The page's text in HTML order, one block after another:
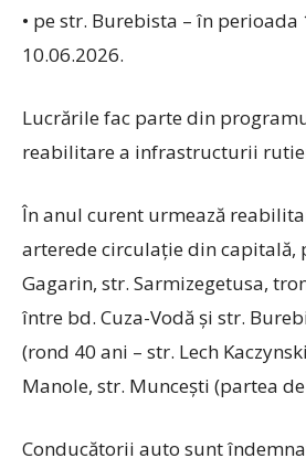
• pe str. Burebista – în perioada
10.06.2026.
Lucrările fac parte din
reabilitare a infrastructurii
În anul curent urmează
arterede circulație din capitală,
Gagarin, str. Sarmizegetusa,
între bd. Cuza-Vodă și str.
(rond 40 ani – str. Lech
Manole, str. Muncești (partea de
Conducătorii auto sunt